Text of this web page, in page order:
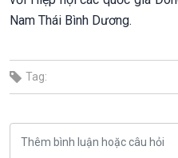
Nam Thái Bình Dương.
Tag: